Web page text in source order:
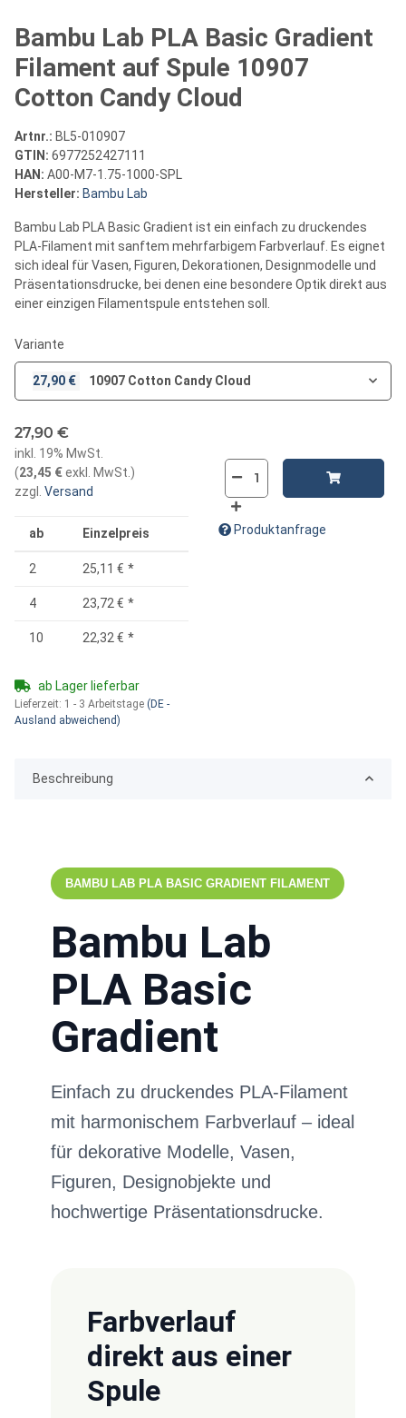
Bambu Lab PLA Basic Gradient
Filament auf Spule 10907
Cotton Candy Cloud
Artnr.: BL5-010907
GTIN: 6977252427111
HAN: A00-M7-1.75-1000-SPL
Hersteller: Bambu Lab
Bambu Lab PLA Basic Gradient ist ein einfach zu druckendes
PLA-Filament mit sanftem mehrfarbigem Farbverlauf. Es eignet
sich ideal für Vasen, Figuren, Dekorationen, Designmodelle und
Präsentationsdrucke, bei denen eine besondere Optik direkt aus
einer einzigen Filamentspule entstehen soll.
Variante
27,90 € 10907 Cotton Candy Cloud
27,90 €
inkl. 19% MwSt.
(23,45 €exkl. MwSt. )
zzgl.
Versand
ab Einzelpreis
2 25,11 € *
4 23,72 € *
10 22,32 € *
ab Lager lieferbar
Lieferzeit: 1 - 3 Arbeitstage (DE -
Ausland abweichend)
Produktanfrage
Beschreibung
BAMBU LAB PLA BASIC GRADIENT FILAMENT
Bambu Lab
PLA Basic
Gradient
Einfach zu druckendes PLA-Filament
mit harmonischem Farbverlauf – ideal
für dekorative Modelle, Vasen,
Figuren, Designobjekte und
hochwertige Präsentationsdrucke.
Farbverlauf
direkt aus einer
Spule